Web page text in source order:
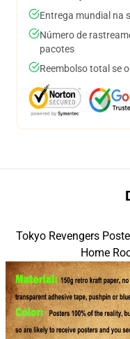
Entrega mundial na
Número de
pacotes
Reembolso total se
Tokyo Revengers
Home